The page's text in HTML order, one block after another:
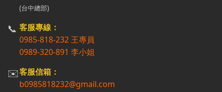
(台中總部)
📞 客服專線：
0985-818-232 王專員
0989-320-891 李小姐
✉️客服信箱：
b0985818232@gmail.com